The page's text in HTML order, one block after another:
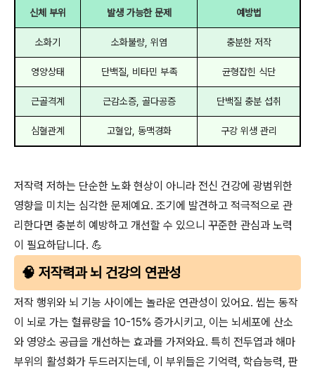
신체 부위 발생 가능한 문제 예방법
소화기 소화불량, 위염 충분한 저작
영양상태 단백질, 비타민 부족 균형잡힌 식단
근골격계 근감소증, 골다공증 단백질 충분 섭취
심혈관계 고혈압, 동맥경화 구강 위생 관리
저작력 저하는 단순한 노화 현상이 아니라 전신 건강에 광범위한
영향을 미치는 심각한 문제예요. 조기에 발견하고 적극적으로 관
리한다면 충분히 예방하고 개선할 수 있으니 꾸준한 관심과 노력
이 필요하답니다. 💪
🧠 저작력과 뇌 건강의 연관성
저작 행위와 뇌 기능 사이에는 놀라운 연관성이 있어요. 씹는 동작
이 뇌로 가는 혈류량을 10-15% 증가시키고, 이는 뇌세포에 산소
와 영양소 공급을 개선하는 효과를 가져와요. 특히 전두엽과 해마
부위의 활성화가 두드러지는데, 이 부위들은 기억력, 학습능력, 판